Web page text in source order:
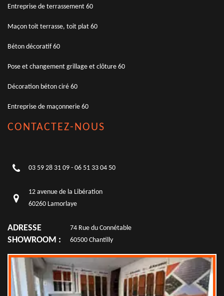
Entreprise de terrassement 60
Maçon toit terrasse, toit plat 60
Béton décoratif 60
Pose et changement grillage et clôture 60
Décoration béton ciré 60
Entreprise de maçonnerie 60
CONTACTEZ-NOUS
03 59 28 31 09 - 06 51 33 04 50
12 avenue de la Libération
60260 Lamorlaye
ADRESSE
SHOWROOM :
74 Rue du Connétable
60500 Chantilly